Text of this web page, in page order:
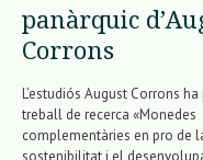
panàrquic
Corrons
L’estudiós August Corrons
treball de recerca «Monedes
complementàries en pro de
sostenibilitat i el